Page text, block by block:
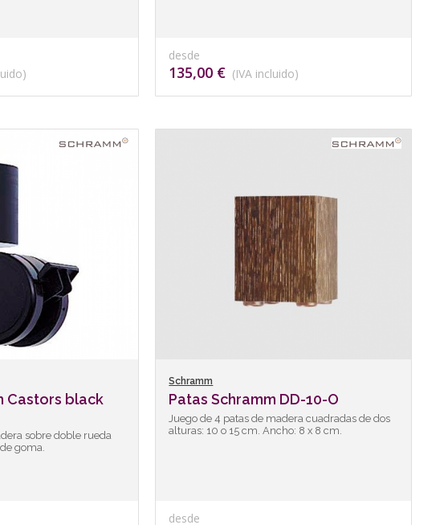
desde
135,00 € (IVA incluido)
Castors black
sobre doble rueda
goma.
Schramm
Patas Schramm DD-10-O
Juego de 4 patas de madera cuadradas de dos
alturas: 10 o 15 cm. Ancho: 8 x 8 cm.
desde